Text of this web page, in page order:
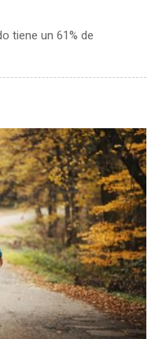
tiene un 61% de